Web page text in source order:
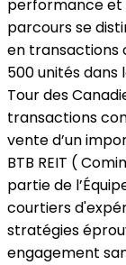
performance et
parcours se
en transactions
500 unités dans
Tour des
transactions
vente d’un
BTB REIT (
partie de
courtiers
stratégies
engagement